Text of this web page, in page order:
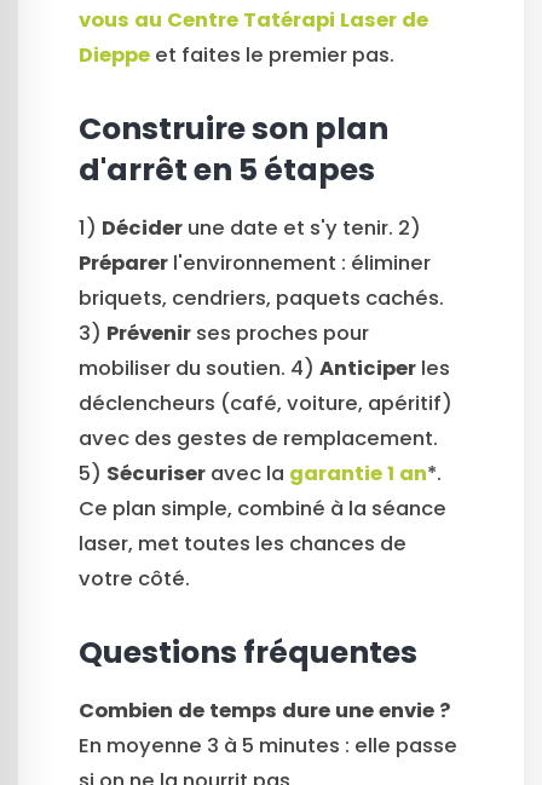
vous au Centre Tatérapi Laser de
Dieppe et faites le premier pas.
Construire son plan
d'arrêt en 5 étapes
1) Décider une date et s'y tenir. 2)
Préparer l'environnement : éliminer
briquets, cendriers, paquets cachés.
3) Prévenir ses proches pour
mobiliser du soutien. 4) Anticiper les
déclencheurs (café, voiture, apéritif)
avec des gestes de remplacement.
5) Sécuriser avec la garantie 1 an*.
Ce plan simple, combiné à la séance
laser, met toutes les chances de
votre côté.
Questions fréquentes
Combien de temps dure une envie ?
En moyenne 3 à 5 minutes : elle passe